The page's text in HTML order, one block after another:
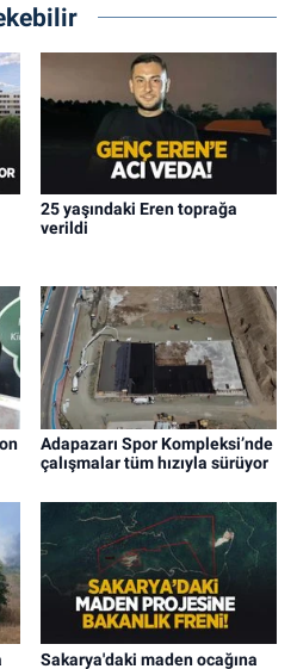
25 yaşındaki Eren toprağa
verildi
Adapazarı Spor Kompleksi’nde
çalışmalar tüm hızıyla sürüyor
Sakarya'daki maden ocağına